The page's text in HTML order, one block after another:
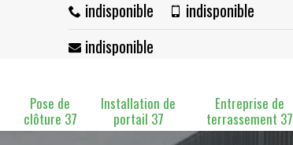
indisponible
indisponible
indisponible
Pose de
clôture 37
Installation de
portail 37
Entreprise de
terrassement 37